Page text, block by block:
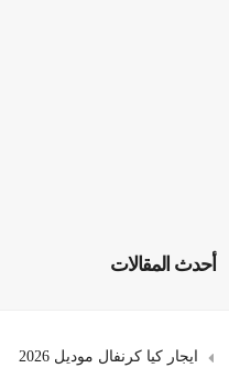
أحدث المقالات
ايجار كيا كرنفال موديل 2026